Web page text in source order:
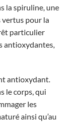
la spiruline, une
vertus pour la
particulier
antioxydantes,
antioxydant.
le corps, qui
les
ainsi qu’au